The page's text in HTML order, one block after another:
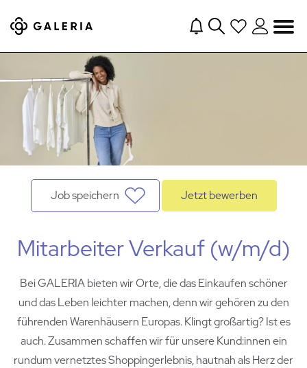
Navigation
Job speichern Jetzt bewerben
Mitarbeiter Verkauf (w/m/d)
Bei GALERIA bieten wir Orte, die das Einkaufen schöner
und das Leben leichter machen, denn wir gehören zu den
führenden Warenhäusern Europas. Klingt großartig? Ist es
auch. Zusammen schaffen wir für unsere Kund:innen ein
rundum vernetztes Shoppingerlebnis, hautnah als Herz der